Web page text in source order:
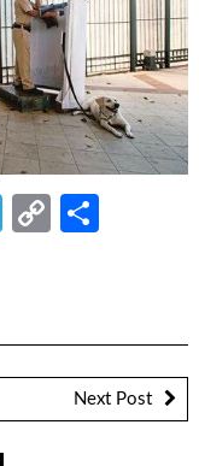
Telegram
Copy
Next Post